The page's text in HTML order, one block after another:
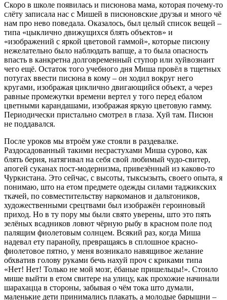
Скоро в школе появилась и писюнова мама, которая почему-то
слёту записала нас с Мишей в писюновские друзья и много чё
нам про нево поведала. Оказалось, был целый список вещей –
типа «цыклично движущихся блять объектов» и
«изображений с яркой цветовой гаммой», которые писюну
нежелательно было наблюдать вапще, а то была опасность
впасть в канкретна долговременный ступор или хуйвознаит
чего ещё. Остаток того учебного дня Миша провёл в тщетных
потугах ввести писюна в кому – он ходил вокруг него
кругами, изображая циклично двигающийся объект, а через
равные промежутки времени вертел у того перед ебалом
цветными карандашами, изображая яркую цветовую гамму.
Периодически пристально смотрел в глаза. Хуй там. Писюн
не поддавался.
После уроков мы втроём уже стояли в раздевалке.
Раздосадованный такими несрастухами Миша сурово, как
блять берия, натягивал на себя свой любимый чудо-свитер,
апогей суканах пост-модернизма, привезённый из каково-то
Чуркистана. Это сейчас, с высоты, тыксызыть, своего опыта, я
понимаю, што на етом предмете одежды силами таджикских
ткачей, по совместительству наркоманов и дальтоников,
художественными срецтвами был изображён героиновый
приход. Но в ту пору мы были свято уверены, што это пять
зелёных всадников ловют чёрную рыбу в красном поле под
палящим фиолетовым солнцем. Всякий раз, когда Миша
надевал ету паранойу, превращаясь в сплошное красно-
фиолетовое пятно, у меня возникало навящивое желание
обхватив голову руками бечь нахуй проч с криками типа
«Нет! Нет! Только не мой мозг, ёбаные пришельцы!». Стоило
мише выйти в етом свитере на улицу, как прохожие начинали
шарахацца в стороны, забывая о чём тока што думали,
маленькие дети принимались плакать, а молодые барышни –